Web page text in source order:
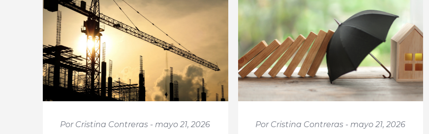
Por Cristina Contreras - mayo 21, 2026
Por Cristina Contreras - mayo 21, 2026